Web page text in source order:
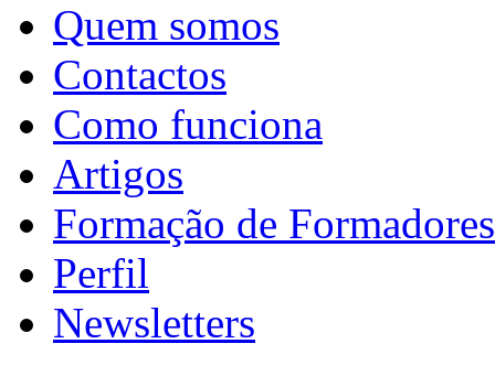
Quem somos
Contactos
Como funciona
Artigos
Formação de Formadores
Perfil
Newsletters